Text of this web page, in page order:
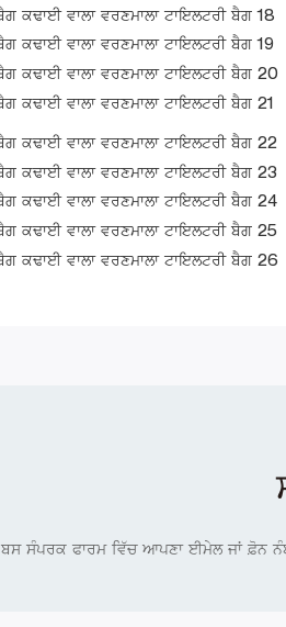
ਬਸ ਸੰਪਰਕ ਫਾਰਮ ਵਿੱਚ ਆਪਣਾ ਈਮੇਲ ਜਾਂ ਫ਼ੋਨ